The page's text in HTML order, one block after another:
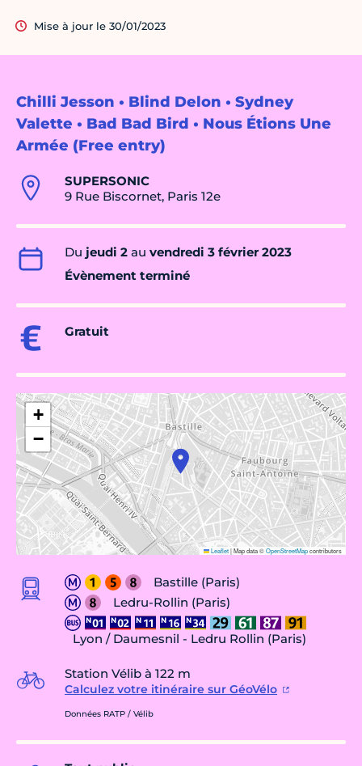
Chilli Jesson • Blind Delon • Sydney
Valette • Bad Bad Bird • Nous Étions Une
Armée (Free entry)
SUPERSONIC
9 Rue Biscornet, Paris 12e
Du jeudi 2 au vendredi 3 février 2023
Évènement terminé
Gratuit
+
−
Leaflet|Map data ©OpenStreetMapcontributors
Bastille (Paris)
Ledru-Rollin (Paris)
Lyon / Daumesnil - Ledru Rollin (Paris)
Station Vélib à 122 m
Calculez votre itinéraire sur GéoVélo
Données RATP / Vélib
Mise à jour le 30/01/2023